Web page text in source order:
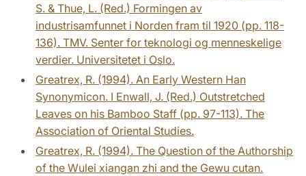
S. & Thue, L. (Red.) Formingen av
industrisamfunnet i Norden fram til 1920 (pp. 118-
136). TMV. Senter for teknologi og menneskelige
verdier. Universitetet i Oslo.
Greatrex, R. (1994). An Early Western Han
Synonymicon. I Enwall, J. (Red.) Outstretched
Leaves on his Bamboo Staff (pp. 97-113). The
Association of Oriental Studies.
Greatrex, R. (1994). The Question of the Authorship
of the Wulei xiangan zhi and the Gewu cutan.